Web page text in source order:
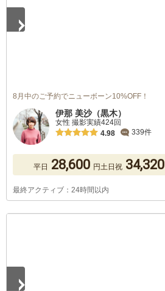
8月中のご予約でニューボーン10%OFF！
伊那 美沙（黒木）
女性 撮影実績424回
4.98
339件
平日 28,600 円土日祝 34,320
最終アクティブ：24時間以内